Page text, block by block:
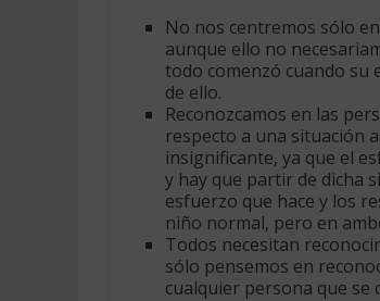
No nos centremos sólo
aunque ello no
todo comenzó cuando
de ello.
Reconozcamos en las
respecto a una situación
insignificante, ya que el
y hay que partir de dicha
esfuerzo que hace y los
niño normal, pero en
Todos necesitan
sólo pensemos en
cualquier persona que se